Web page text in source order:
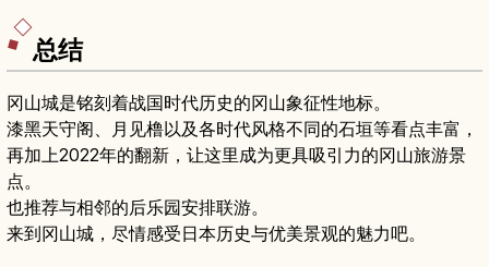
总结
冈山城是铭刻着战国时代历史的冈山象征性地标。
漆黑天守阁、月见橹以及各时代风格不同的石垣等看点丰富，
再加上2022年的翻新，让这里成为更具吸引力的冈山旅游景
点。
也推荐与相邻的后乐园安排联游。
来到冈山城，尽情感受日本历史与优美景观的魅力吧。